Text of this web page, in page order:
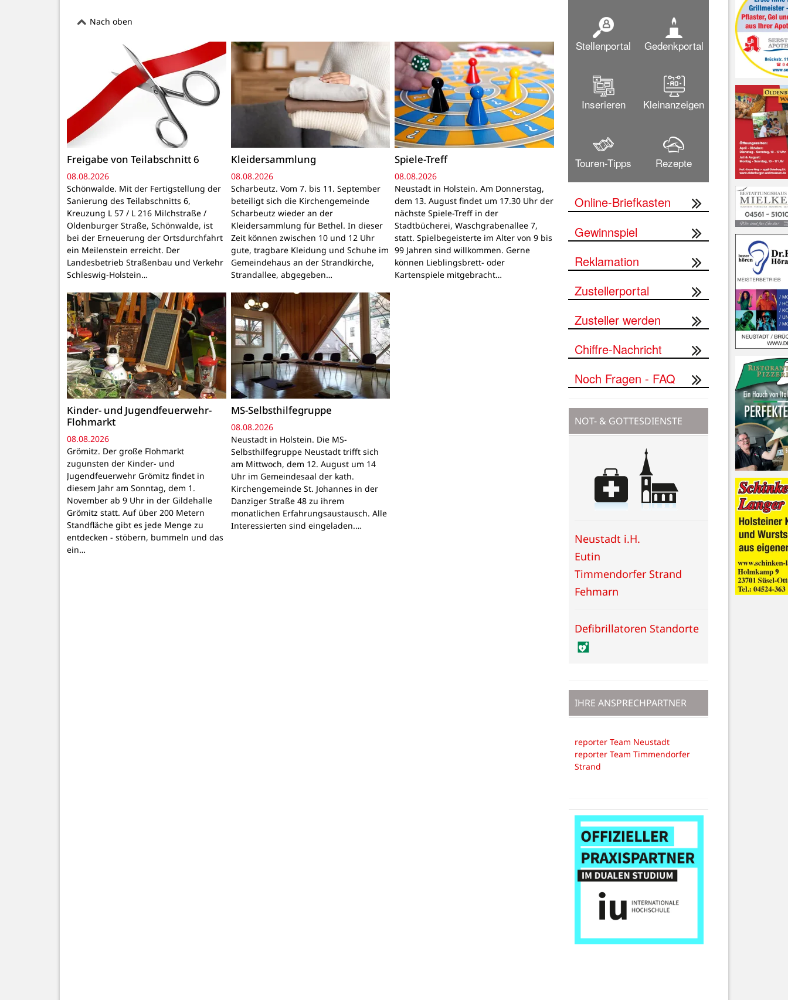
Nach oben
Freigabe von Teilabschnitt 6
08.08.2026
Schönwalde. Mit der Fertigstellung der
Sanierung des Teilabschnitts 6,
Kreuzung L 57 / L 216 Milchstraße /
Oldenburger Straße, Schönwalde, ist
bei der Erneuerung der Ortsdurchfahrt
ein Meilenstein erreicht. Der
Landesbetrieb Straßenbau und Verkehr
Schleswig-Holstein…
Kleidersammlung
08.08.2026
Scharbeutz. Vom 7. bis 11. September
beteiligt sich die Kirchengemeinde
Scharbeutz wieder an der
Kleidersammlung für Bethel. In dieser
Zeit können zwischen 10 und 12 Uhr
gute, tragbare Kleidung und Schuhe im
Gemeindehaus an der Strandkirche,
Strandallee, abgegeben…
Spiele-Treff
08.08.2026
Neustadt in Holstein. Am Donnerstag,
dem 13. August findet um 17.30 Uhr der
nächste Spiele-Treff in der
Stadtbücherei, Waschgrabenallee 7,
statt. Spielbegeisterte im Alter von 9 bis
99 Jahren sind willkommen. Gerne
können Lieblingsbrett- oder
Kartenspiele mitgebracht…
Kinder- und Jugendfeuerwehr-
Flohmarkt
08.08.2026
Grömitz. Der große Flohmarkt
zugunsten der Kinder- und
Jugendfeuerwehr Grömitz findet in
diesem Jahr am Sonntag, dem 1.
November ab 9 Uhr in der Gildehalle
Grömitz statt. Auf über 200 Metern
Standfläche gibt es jede Menge zu
entdecken - stöbern, bummeln und das
ein…
MS-Selbsthilfegruppe
08.08.2026
Neustadt in Holstein. Die MS-
Selbsthilfegruppe Neustadt trifft sich
am Mittwoch, dem 12. August um 14
Uhr im Gemeindesaal der kath.
Kirchengemeinde St. Johannes in der
Danziger Straße 48 zu ihrem
monatlichen Erfahrungsaustausch. Alle
Interessierten sind eingeladen.…
Stellenportal Gedenkportal
Inserieren Kleinanzeigen
Touren-Tipps Rezepte
Online-Briefkasten
Gewinnspiel
Reklamation
Zustellerportal
Zusteller werden
Chiffre-Nachricht
Noch Fragen - FAQ
NOT- & GOTTESDIENSTE
Neustadt i.H.
Eutin
Timmendorfer Strand
Fehmarn
Defibrillatoren Standorte
IHRE ANSPRECHPARTNER
reporter Team Neustadt
reporter Team Timmendorfer
Strand